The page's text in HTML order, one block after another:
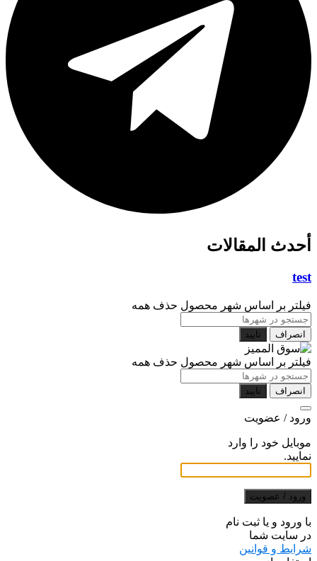
أحدث المقالات
test
فیلتر بر اساس شهر محصول حذف همه
انصراف تایید
فیلتر بر اساس شهر محصول حذف همه
انصراف تایید
ورود / عضویت
موبایل خود را وارد
نمایید.
ورود / عضویت
با ورود و یا ثبت نام
در سایت شما
شرایط و قوانین